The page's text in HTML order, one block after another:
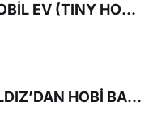
DOĞRU MOBİL EV (TINY HOUSE) VE HOBİ BAHÇESİ NASIL OLMALI?
MURAT YILDIZ’DAN HOBİ BAHÇELERİ DÜZENLEMESİNE DESTEK